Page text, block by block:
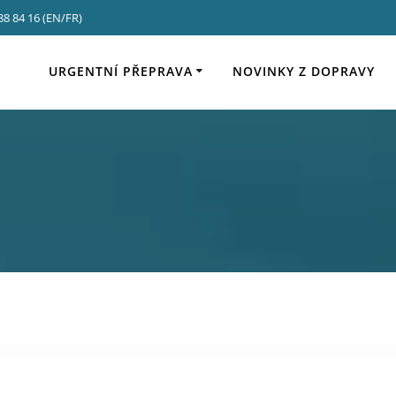
84 16 (EN/FR)
URGENTNÍ PŘEPRAVA NOVINKY Z DOPRAVY
2026: